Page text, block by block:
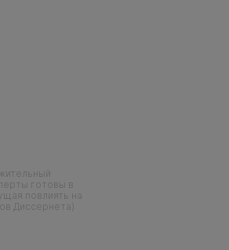
готовы в
повлиять на
Диссернета)